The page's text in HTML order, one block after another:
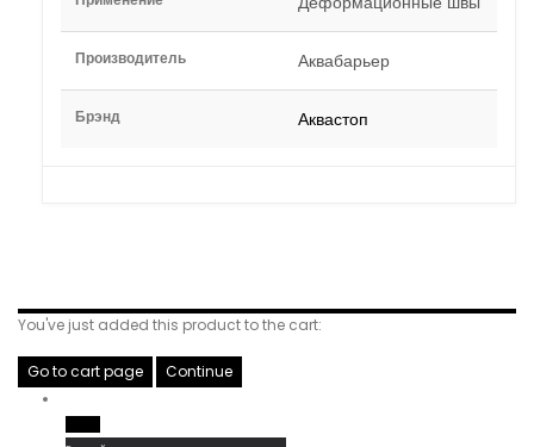
Производитель Аквабарьер
Брэнд Аквастоп
You've just added this product to the cart:
Go to cart page Continue